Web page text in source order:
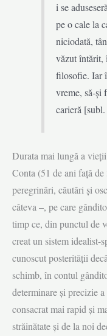
i se
pe o cale la
niciodată,
văzut întărit,
filosofie. Iar
vreme, să-și
carieră
Durata mai lungă a
Conta (51 de ani față
peregrinări, căutări și
câteva –, pe care
timp ce, din punctul de
creat un sistem idealist-
cunoscut posterității
schimb, în contul
determinare și precizie
consacrat mai rapid și
străinătate și de la noi